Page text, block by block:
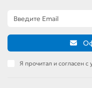
Я прочитал и согласен